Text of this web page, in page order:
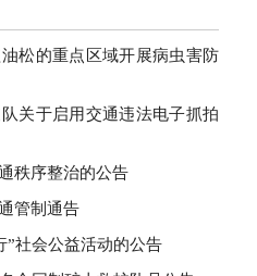
松的重点区域开展病虫害防
关于启用交通违法电子抓拍
秩序整治的公告
管制通告
”社会公益活动的公告